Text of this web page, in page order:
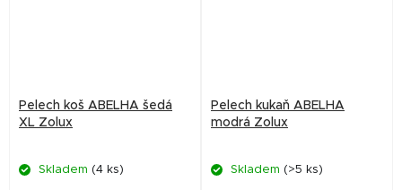
Pelech koš ABELHA šedá
XL Zolux
Skladem (4 ks)
Pelech kukaň ABELHA
modrá Zolux
Skladem (>5 ks)